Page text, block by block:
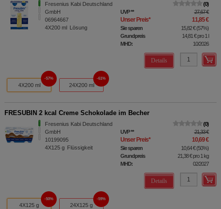
Fresenius Kabi Deutschland
GmbH
06964667
4X200 ml Lösung
0
UVP** 27,67 €
Unser Preis* 11,85 €
Sie sparen 15,82 €(57%)
Grundpreis
14,81 €pro 1 l
MHD:
10/2026
Details
4X200 ml
57%
24X200 ml
61%
FRESUBIN 2 kcal Creme Schokolade im Becher
Fresenius Kabi Deutschland
GmbH
10199095
4X125 g Flüssigkeit
0
UVP** 21,33 €
Unser Preis* 10,69 €
Sie sparen 10,64 €(50%)
Grundpreis
21,38 €pro 1 kg
MHD:
02/2027
Details
4X125 g
50%
24X125 g
59%